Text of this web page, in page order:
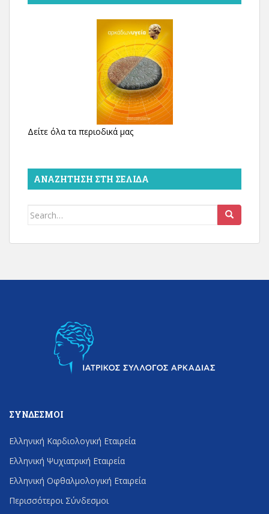
Δείτε όλα τα περιοδικά μας
ΑΝΑΖΉΤΗΣΗ ΣΤΗ ΣΕΛΊΔΑ
Search
ΣΎΝΔΕΣΜΟΙ
Ελληνική Καρδιολογική Εταιρεία
Ελληνική Ψυχιατρική Εταιρεία
Ελληνική Οφθαλμολογική Εταιρεία
Περισσότεροι Σύνδεσμοι